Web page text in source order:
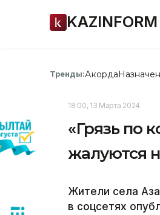
KAZINFORM
Тренды:Акорда
18:00, 13 Марта 2024
«Грязь по
жалуются
Жители села
в соцсетях